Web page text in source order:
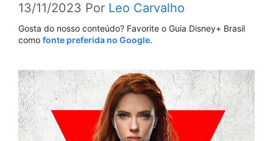
13/11/2023 Por Leo Carvalho
Gosta do nosso conteúdo? Favorite o Guia Disney+ Brasil
como fonte preferida no Google.